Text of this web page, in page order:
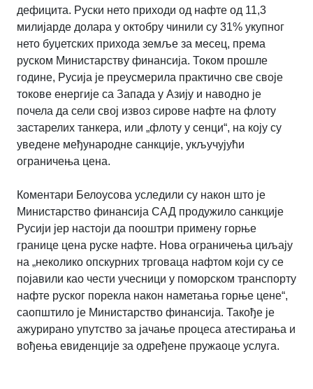
дефицита. Руски нето приходи од нафте од 11,3
милијарде долара у октобру чинили су 31% укупног
нето буџетских прихода земље за месец, према
руском Министарству финансија. Током прошле
године, Русија је преусмерила практично све своје
токове енергије са Запада у Азију и наводно је
почела да сели свој извоз сирове нафте на флоту
застарелих танкера, или „флоту у сенци“, на коју су
уведене међународне санкције, укључујући
ограничења цена.
Коментари Белоусова уследили су након што је
Министарство финансија САД продужило санкције
Русији јер настоји да пооштри примену горње
границе цена руске нафте. Нова ограничења циљају
на „неколико опскурних трговаца нафтом који су се
појавили као чести учесници у поморском транспорту
нафте руског порекла након наметања горње цене“,
саопштило је Министарство финансија. Такође је
ажурирано упутство за јачање процеса атестирања и
вођења евиденције за одређене пружаоце услуга.